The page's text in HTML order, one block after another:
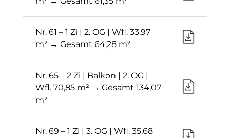
Nr. 61 – 1 Zi | 2. OG | Wfl. 33,97
m² → Gesamt 64,28 m²
Nr. 65 – 2 Zi | Balkon | 2. OG |
Wfl. 70,85 m² → Gesamt 134,07
m²
Nr. 69 – 1 Zi | 3. OG | Wfl. 35,68